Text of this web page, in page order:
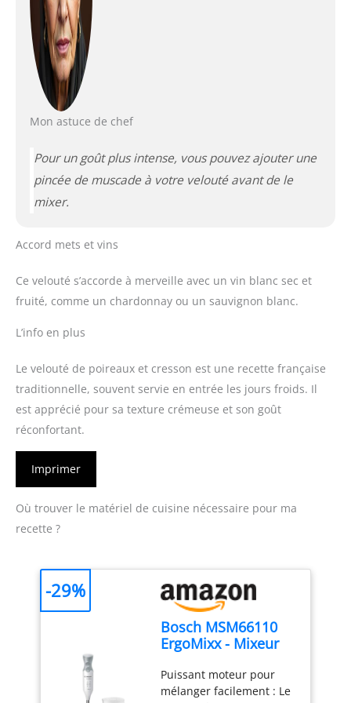
Mon astuce de chef
Pour un goût plus intense, vous pouvez ajouter une
pincée de muscade à votre velouté avant de le
mixer.
Accord mets et vins
Ce velouté s’accorde à merveille avec un vin blanc sec et
fruité, comme un chardonnay ou un sauvignon blanc.
L’info en plus
Le velouté de poireaux et cresson est une recette française
traditionnelle, souvent servie en entrée les jours froids. Il
est apprécié pour sa texture crémeuse et son goût
réconfortant.
Imprimer
Où trouver le matériel de cuisine nécessaire pour ma
recette ?
Bosch MSM66110
ErgoMixx - Mixeur
vitesses
Puissant moteur pour
mélanger facilement : Le
-29%